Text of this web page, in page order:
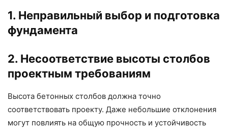
1. Неправильный выбор и подготовка
фундамента
2. Несоответствие высоты столбов
проектным требованиям
Высота бетонных столбов должна точно
соответствовать проекту. Даже небольшие отклонения
могут повлиять на общую прочность и устойчивость